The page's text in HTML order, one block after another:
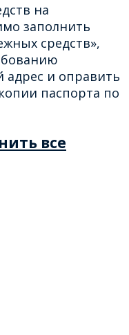
на
заполнить
средств»,
и оправить
паспорта по
все